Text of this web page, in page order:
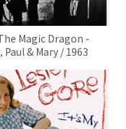
Magic Dragon -
Paul & Mary / 1963